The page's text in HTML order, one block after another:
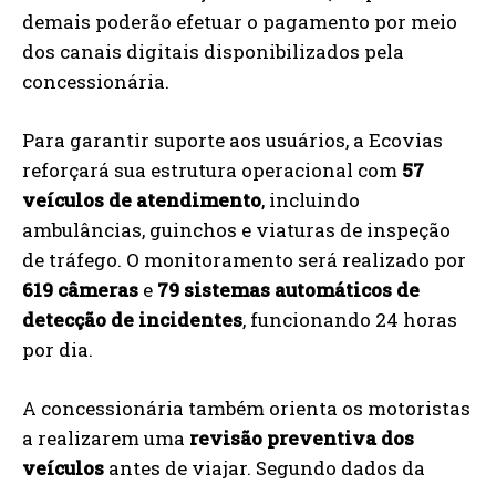
demais poderão efetuar o pagamento por meio
dos canais digitais disponibilizados pela
concessionária.
Para garantir suporte aos usuários, a Ecovias
reforçará sua estrutura operacional com 57
veículos de atendimento, incluindo
ambulâncias, guinchos e viaturas de inspeção
de tráfego. O monitoramento será realizado por
619 câmeras e 79 sistemas automáticos de
detecção de incidentes, funcionando 24 horas
por dia.
A concessionária também orienta os motoristas
a realizarem uma revisão preventiva dos
veículos antes de viajar. Segundo dados da